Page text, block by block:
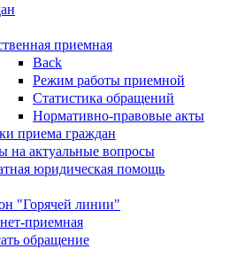
приемная
Back
Режим работы приемной
Статистика обращений
Нормативно-правовые акты
приема граждан
на актуальные вопросы
юридическая помощь
"Горячей линии"
приемная
обращение